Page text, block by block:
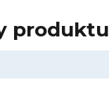
produktu